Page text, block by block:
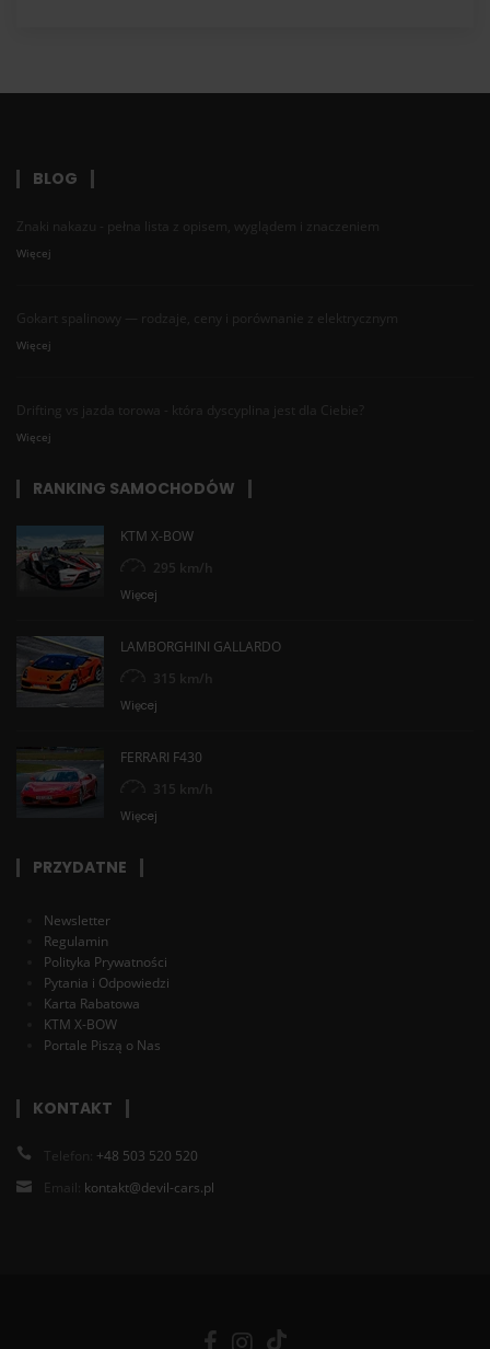
BLOG
Znaki nakazu - pełna lista z opisem, wyglądem i znaczeniem
Więcej
Gokart spalinowy — rodzaje, ceny i porównanie z elektrycznym
Więcej
Drifting vs jazda torowa - która dyscyplina jest dla Ciebie?
Więcej
RANKING SAMOCHODÓW
KTM X-BOW
295 km/h
Więcej
LAMBORGHINI GALLARDO
315 km/h
Więcej
FERRARI F430
315 km/h
Więcej
PRZYDATNE
Newsletter
Regulamin
Polityka Prywatności
Pytania i Odpowiedzi
Karta Rabatowa
KTM X-BOW
Portale Piszą o Nas
KONTAKT
Telefon: +48 503 520 520
Email: kontakt@devil-cars.pl